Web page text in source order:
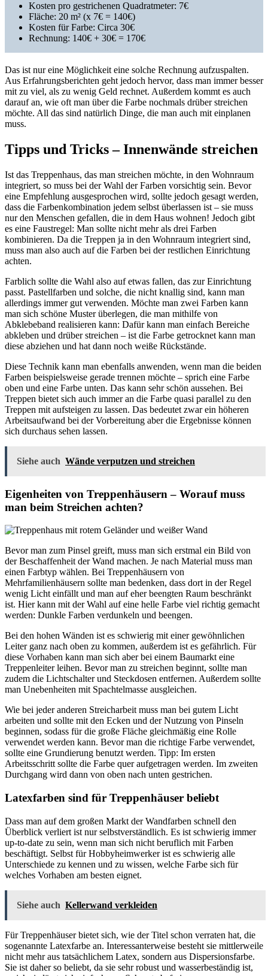
Kosten pro gestrichenen Quadratmeter: 7€
Fläche: 20 m² (x 7€ = 140€)
Kosten für Farbe: Circa 30€
Rechnung: 140€ + 30€ = 170€
Das ist nur eine Möglichkeit eine solche Rechnung aufzuspalten.
Aus Erfahrungsberichten geht jedoch hervor, dass man immer besser
mit zu viel, als zu wenig Geld rechnet. Außerdem kommt es auch
darauf an, wie oft man über die Farbe nochmals drüber streichen
möchte. All das sind natürlich Dinge, die man auch mit einplanen
muss.
Tipps und Tricks – Innenwände streichen
Ist das Treppenhaus, das man streichen möchte, in den Wohnraum
integriert, so muss bei der Wahl der Farben vorsichtig sein. Bevor
eine Empfehlung ausgesprochen wird, sollte jedoch gesagt werden,
dass die Farbenkombination jedem selbst überlassen ist – sie muss
nur den Menschen gefallen, die in dem Haus wohnen! Jedoch gibt
es eine Faustregel: Man sollte nicht mehr als drei Farben
kombinieren. Da die Treppen ja in den Wohnraum integriert sind,
muss man also auch auf die Farben bei der restlichen Einrichtung
achten.
Farblich sollte die Wahl also auf etwas fallen, das zur Einrichtung
passt. Pastellfarben und solche, die nicht knallig sind, kann man
allerdings immer gut verwenden. Möchte man zwei Farben kann
man sich schöne Muster überlegen, die man mithilfe von
Abklebeband realisieren kann: Dafür kann man einfach Bereiche
abkleben und drüber streichen – ist die Farbe getrocknet kann man
diese abziehen und hat dann noch weiße Rückstände.
Diese Technik kann man ebenfalls anwenden, wenn man die beiden
Farben beispielsweise gerade trennen möchte – sprich eine Farbe
oben und eine Farbe unten. Das kann sehr schön aussehen. Bei
Treppen bietet sich auch immer an die Farbe quasi parallel zu den
Treppen mit aufsteigen zu lassen. Das bedeutet zwar ein höheren
Arbeitsaufwand bei der Vorbereitung aber die Ergebnisse können
sich durchaus sehen lassen.
Siehe auch Wände verputzen und streichen
Eigenheiten von Treppenhäusern – Worauf muss
man beim Streichen achten?
Bevor man zum Pinsel greift, muss man sich erstmal ein Bild von
der Beschaffenheit der Wand machen. Je nach Material muss man
einen Farbtyp wählen. Bei Treppenhäusern von
Mehrfamilienhäusern sollte man bedenken, dass dort in der Regel
wenig Licht einfällt und man auf eher beengten Raum beschränkt
ist. Hier kann mit der Wahl auf eine helle Farbe viel richtig gemacht
werden: Dunkle Farben verdunkeln und beengen.
Bei den hohen Wänden ist es schwierig mit einer gewöhnlichen
Leiter ganz nach oben zu kommen, außerdem ist es gefährlich. Für
diese Vorhaben kann man sich aber bei einem Baumarkt eine
Treppenleiter leihen. Bevor man zu streichen beginnt, sollte man
zudem die Lichtschalter und Steckdosen entfernen. Außerdem sollte
man Unebenheiten mit Spachtelmasse ausgleichen.
Wie bei jeder anderen Streicharbeit muss man bei gutem Licht
arbeiten und sollte mit den Ecken und der Nutzung von Pinseln
beginnen, sodass für die große Fläche gleichmäßig eine Rolle
verwendet werden kann. Bevor man die richtige Farbe verwendet,
sollte eine Grundierung benutzt werden. Tipp: Im ersten
Arbeitsschritt sollte die Farbe quer aufgetragen werden. Im zweiten
Durchgang wird dann von oben nach unten gestrichen.
Latexfarben sind für Treppenhäuser beliebt
Dass man auf dem großen Markt der Wandfarben schnell den
Überblick verliert ist nur selbstverständlich. Es ist schwierig immer
up-to-date zu sein, wenn man sich nicht beruflich mit Farben
beschäftigt. Selbst für Hobbyheimwerker ist es schwierig alle
Unterschiede zu kennen und zu wissen, welche Farbe sich für
welches Vorhaben am besten eignet.
Siehe auch Kellerwand verkleiden
Für Treppenhäuser bietet sich, wie der Titel schon verraten hat, die
sogenannte Latexfarbe an. Interessanterweise besteht sie mittlerweile
nicht mehr aus tatsächlichem Latex, sondern aus Dispersionsfarbe.
Sie ist daher so beliebt, da sie sehr robust und wasserbeständig ist,